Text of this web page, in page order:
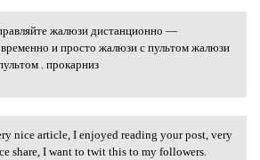
жалюзи
жалюзи дистанционно —
и просто жалюзи с пультом жалюзи
. прокарниз
nice article, I enjoyed
nice article, I enjoyed reading your post, very
share, I want to twit this to my followers.